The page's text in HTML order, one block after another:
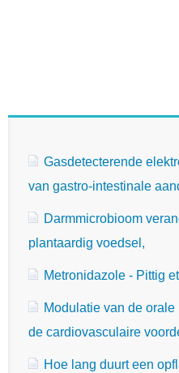
Gasdetecterende
van gastro-intestinale
Darmmicrobioom
plantaardig voedsel,
Metronidazole - Pittig
Modulatie van de
de cardiovasculaire
Hoe lang duurt een